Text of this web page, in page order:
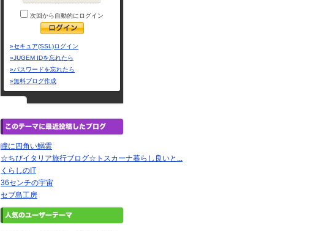
次回から自動的にログイン
»セキュア(SSL)ログイン
»JUGEM IDを忘れたら
»パスワードを忘れたら
»無料ブログ作成
瞳に四角い鰯雲
☆ちびイタリア旅行ブログ☆トスカーナ暮らし良いと...
くらしのIT
36センチの宇宙
セブ島工房